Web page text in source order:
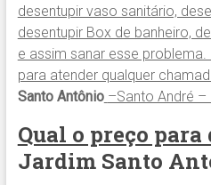
desentupir vaso sanitário,
desentupir Box de banheiro,
e assim sanar esse
para atender qualquer
Santo Antônio –Santo André –
Qual o preço
Jardim Santo